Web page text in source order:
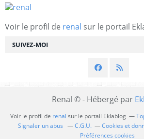
SUIVEZ-MOI
Voir le profil de renal sur le portail
Renal © - Hébergé par
Voir le profil de renal sur le portail Eklablog
Signaler un abus
C.G.U.
Cookies et
Préférences cookies